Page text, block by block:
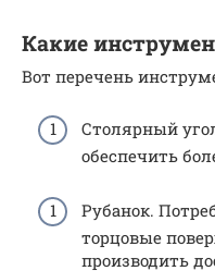
Какие
Вот перечень
Столярный
обеспечить
Рубанок.
торцовые
производить